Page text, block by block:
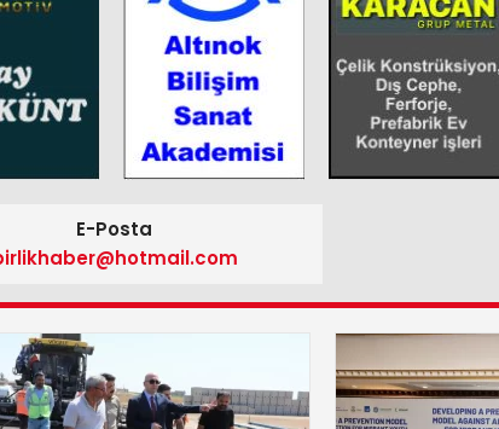
E-Posta